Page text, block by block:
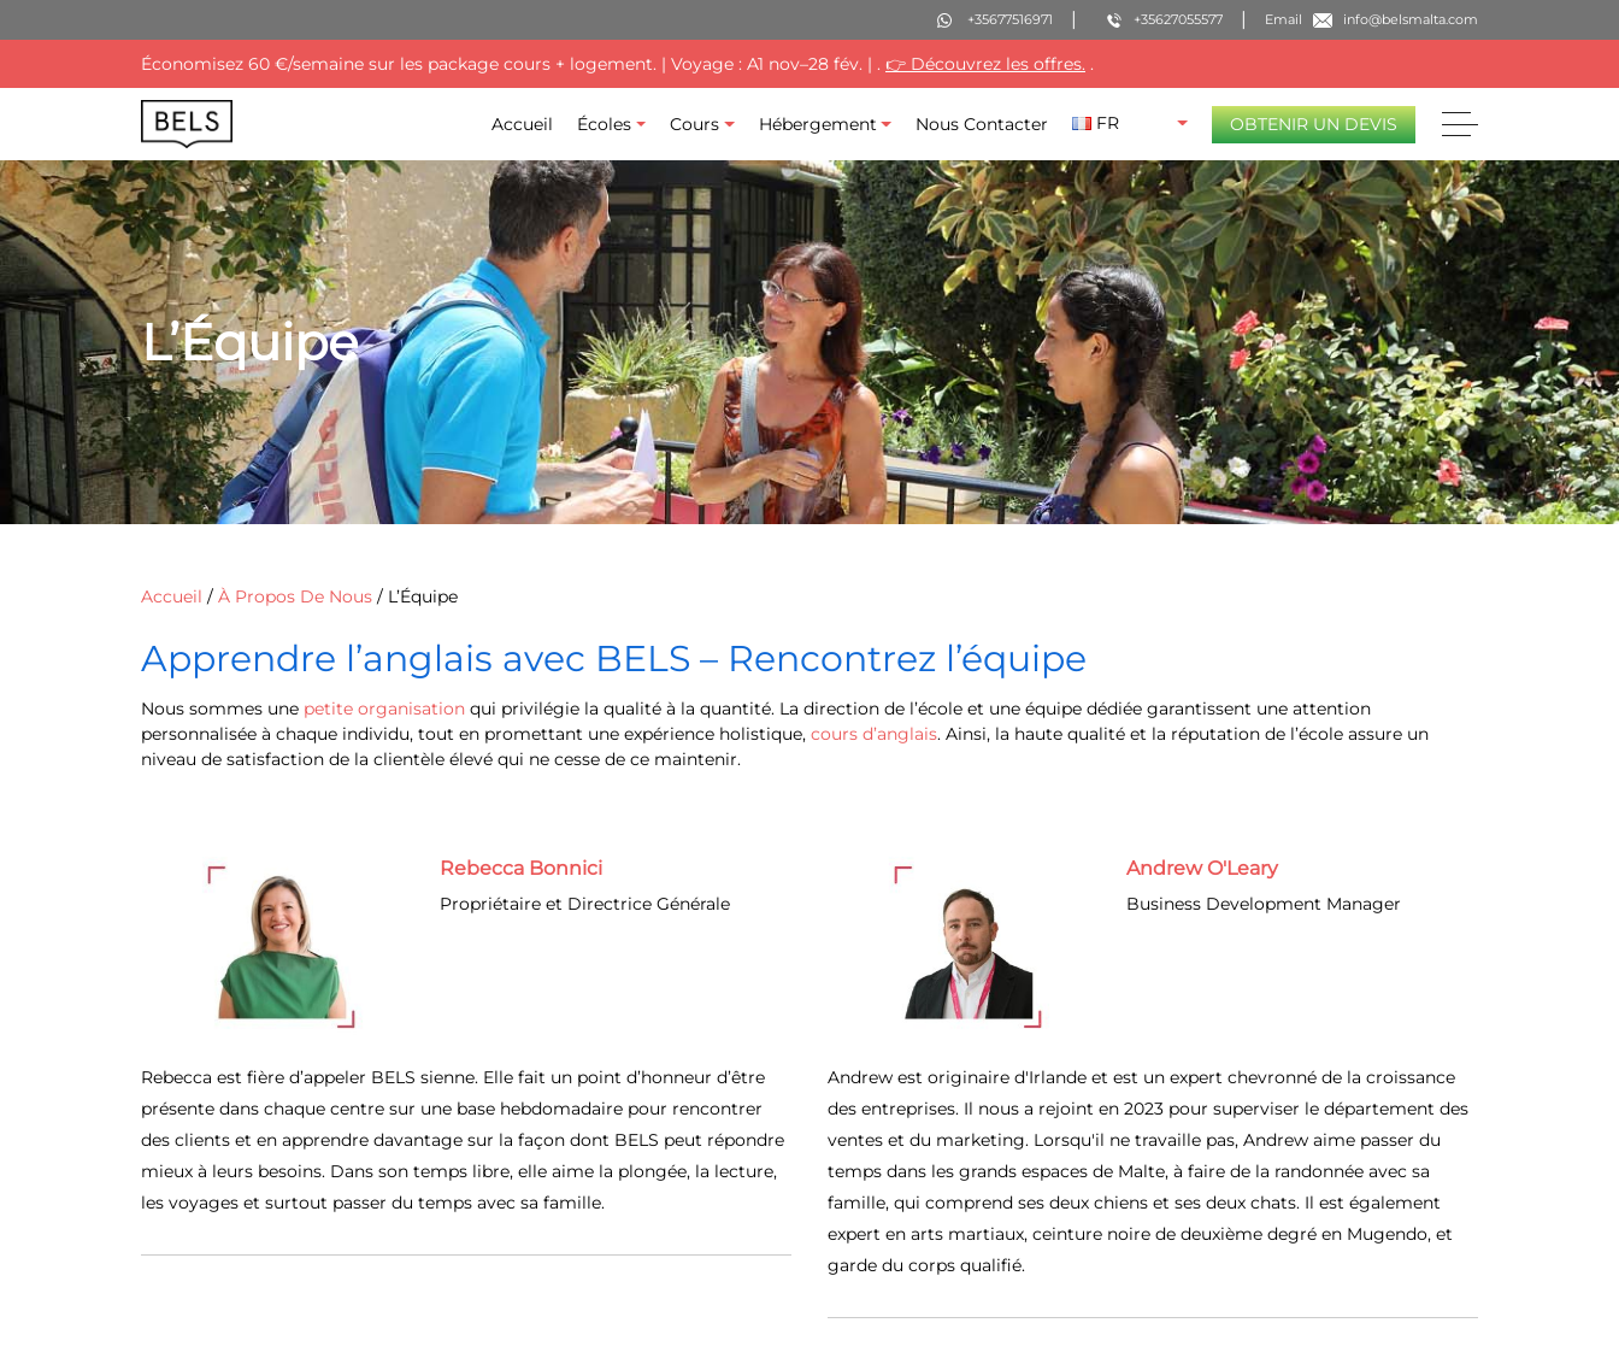
+35677516971 +35627055577 Email info@belsmalta.com
Économisez 60 €/semaine sur les package cours + logement. | Voyage : A1 nov–28 fév. | . 👉 Découvrez les offres. .
Accueil Écoles Cours Hébergement Nous Contacter FR OBTENIR UN DEVIS
L’Équipe
Accueil / À Propos De Nous / L’Équipe
Apprendre l’anglais avec BELS – Rencontrez l’équipe
Nous sommes une petite organisation qui privilégie la qualité à la quantité. La direction de l’école et une équipe dédiée garantissent une attention
personnalisée à chaque individu, tout en promettant une expérience holistique, cours d’anglais. Ainsi, la haute qualité et la réputation de l’école assure un
niveau de satisfaction de la clientèle élevé qui ne cesse de ce maintenir.
Rebecca Bonnici
Propriétaire et Directrice Générale
Rebecca est fière d’appeler BELS sienne. Elle fait un point d’honneur d’être
présente dans chaque centre sur une base hebdomadaire pour rencontrer
des clients et en apprendre davantage sur la façon dont BELS peut répondre
mieux à leurs besoins. Dans son temps libre, elle aime la plongée, la lecture,
les voyages et surtout passer du temps avec sa famille.
Andrew O'Leary
Business Development Manager
Andrew est originaire d'Irlande et est un expert chevronné de la croissance
des entreprises. Il nous a rejoint en 2023 pour superviser le département des
ventes et du marketing. Lorsqu'il ne travaille pas, Andrew aime passer du
temps dans les grands espaces de Malte, à faire de la randonnée avec sa
famille, qui comprend ses deux chiens et ses deux chats. Il est également
expert en arts martiaux, ceinture noire de deuxième degré en Mugendo, et
garde du corps qualifié.